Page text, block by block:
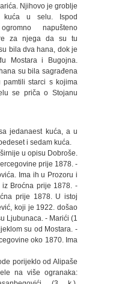
Njihovo je groblje
kuća u selu. Ispod
napušteno
za njega da su tu
bila dva hana, dok je
Mostara i Bugojna.
su bila sagrađena
starci s kojima
se priča o Stojanu
jedanaest kuća, a u
i sedam kuća.
u opisu Dobroše.
prije 1878. -
Ima ih u Prozoru i
Broćna prije 1878. -
prije 1878. U istoj
koji je 1922. došao
Ljubunaca. - Marići (1
su od Mostara. -
oko 1870. Ima
porijeklo od Alipaše
na više ogranaka: